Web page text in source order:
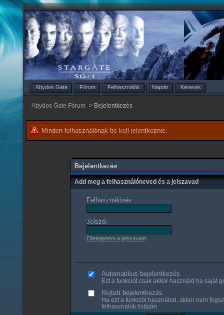
Abydos Gate Fórum Felhasználók Naptár Keresés
Abydos Gate Fórum > Bejelentkezés
Minden felhasználónak be kell jelentkeznie.
Bejelentkezés
Add meg a felhasználóneved és a jelszavad
Felhasználónév:
Jelszó:
Elfelejtettem a jelszavam
Automatikus bejelentkezés
Ezt a funkciót csak akkor használd ha saját
Rejtett bejelentkezés
Ha ezt a funkciót használod, akkor nem
felhasználók listáján